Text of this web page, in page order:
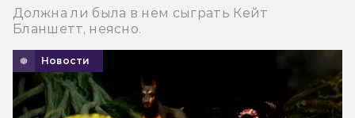
Должна ли была в нем сыграть Кейт
Бланшетт, неясно.
Новости